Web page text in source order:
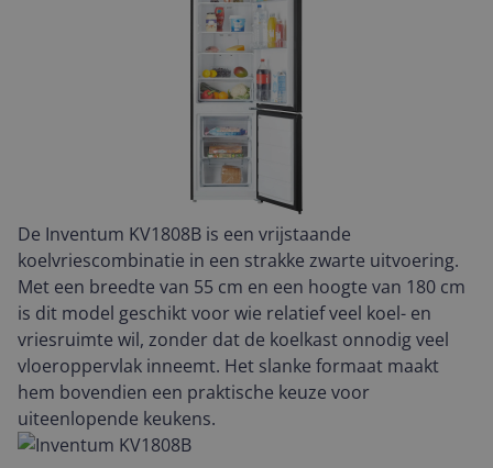
De Inventum KV1808B is een vrijstaande
koelvriescombinatie in een strakke zwarte uitvoering.
Met een breedte van 55 cm en een hoogte van 180 cm
is dit model geschikt voor wie relatief veel koel- en
vriesruimte wil, zonder dat de koelkast onnodig veel
vloeroppervlak inneemt. Het slanke formaat maakt
hem bovendien een praktische keuze voor
uiteenlopende keukens.